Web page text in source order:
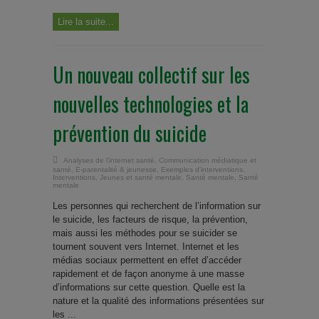
Lire la suite...
Un nouveau collectif sur les
nouvelles technologies et la
prévention du suicide
Analyses de l'internet santé
Communication médiatique et
santé
E-parentalité & jeunesse Exemples d'interventions
Interventions Jeunes et santé mentale Santé mentale
Santé
mentale
Les personnes qui recherchent de l’information sur
le suicide, les facteurs de risque, la prévention,
mais aussi les méthodes pour se suicider se
tournent souvent vers Internet. Internet et les
médias sociaux permettent en effet d’accéder
rapidement et de façon anonyme à une masse
d’informations sur cette question. Quelle est la
nature et la qualité des informations présentées sur
les ...